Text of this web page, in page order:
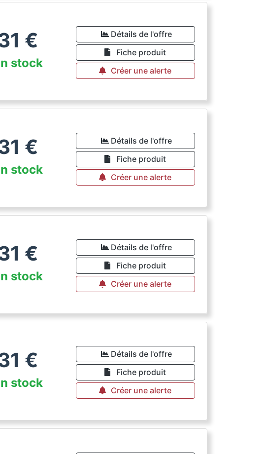
€
stock
Détails de l'offre
Fiche produit
Créer une alerte
€
stock
Détails de l'offre
Fiche produit
Créer une alerte
€
stock
Détails de l'offre
Fiche produit
Créer une alerte
€
stock
Détails de l'offre
Fiche produit
Créer une alerte